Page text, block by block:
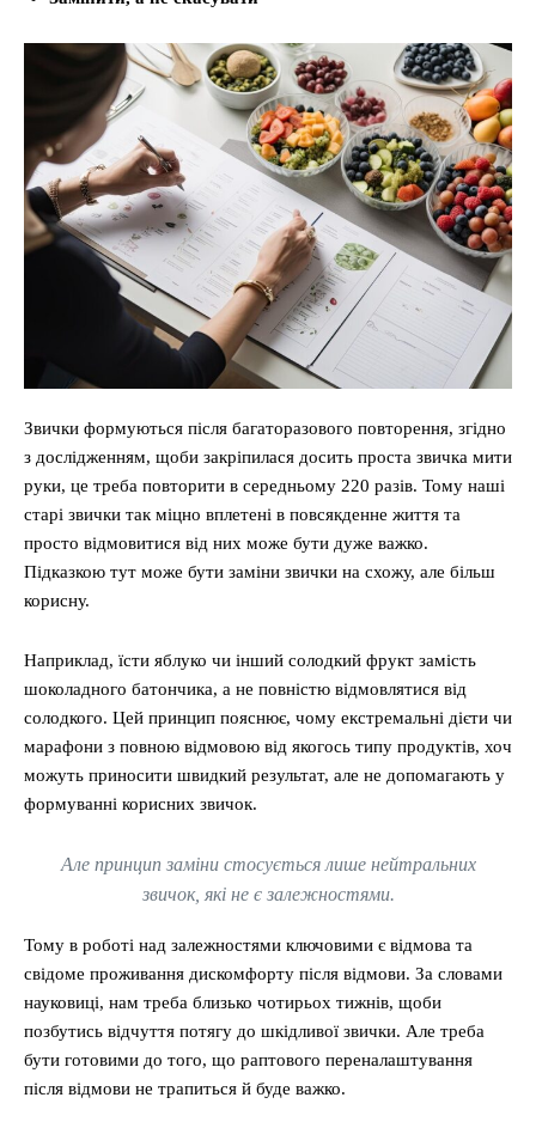
Звички формуються після багаторазового повторення, згідно
з дослідженням, щоби закріпилася досить проста звичка мити
руки, це треба повторити в середньому 220 разів. Тому наші
старі звички так міцно вплетені в повсякденне життя та
просто відмовитися від них може бути дуже важко.
Підказкою тут може бути заміни звички на схожу, але більш
корисну.
Наприклад, їсти яблуко чи інший солодкий фрукт замість
шоколадного батончика, а не повністю відмовлятися від
солодкого. Цей принцип пояснює, чому екстремальні дієти чи
марафони з повною відмовою від якогось типу продуктів, хоч
можуть приносити швидкий результат, але не допомагають у
формуванні корисних звичок.
Але принцип заміни стосується лише нейтральних
звичок, які не є залежностями.
Тому в роботі над залежностями ключовими є відмова та
свідоме проживання дискомфорту після відмови. За словами
науковиці, нам треба близько чотирьох тижнів, щоби
позбутись відчуття потягу до шкідливої звички. Але треба
бути готовими до того, що раптового переналаштування
після відмови не трапиться й буде важко.